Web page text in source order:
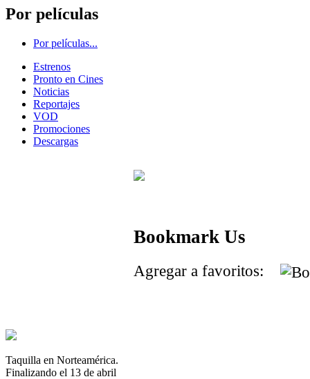
Por películas
Por películas...
Estrenos
Pronto en Cines
Noticias
Reportajes
VOD
Promociones
Descargas
Taquilla en Norteamérica.
Finalizando el 13 de abril
Bookmark Us
Agregar a favoritos: